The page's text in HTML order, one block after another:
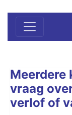
Meerdere
vraag
verlof of